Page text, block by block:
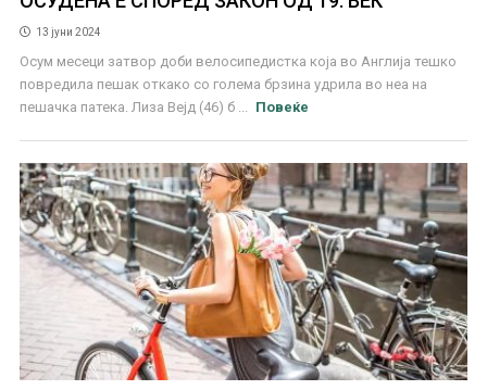
13 јуни 2024
Осум месеци затвор доби велосипедистка која во Англија тешко
повредила пешак откако со голема брзина удрила во неа на
пешачка патека. Лиза Вејд (46) б ...
Повеќе